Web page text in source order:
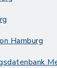
Hamburg